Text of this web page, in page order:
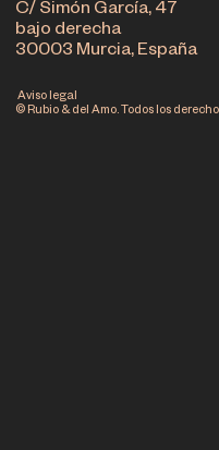
C/ Simón García, 47
bajo derecha
30003 Murcia, España
© Rubio & del Amo. Todos los
Aviso legal